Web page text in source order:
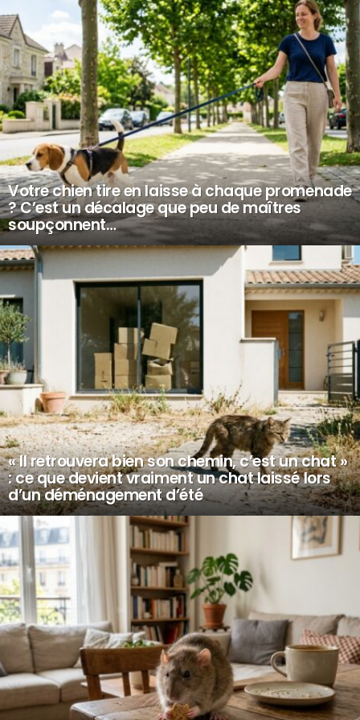
Votre chien tire en laisse à chaque promenade
? C’est un décalage que peu de maîtres
soupçonnent…
« Il retrouvera bien son chemin, c’est un chat »
: ce que devient vraiment un chat laissé lors
d’un déménagement d’été